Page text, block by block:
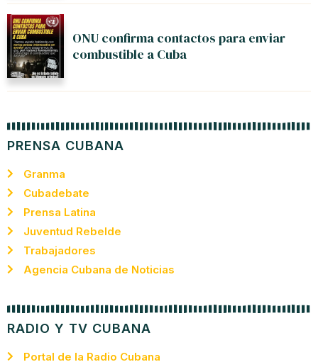
ONU confirma contactos para enviar
combustible a Cuba
PRENSA CUBANA
Granma
Cubadebate
Prensa Latina
Juventud Rebelde
Trabajadores
Agencia Cubana de Noticias
RADIO Y TV CUBANA
Portal de la Radio Cubana